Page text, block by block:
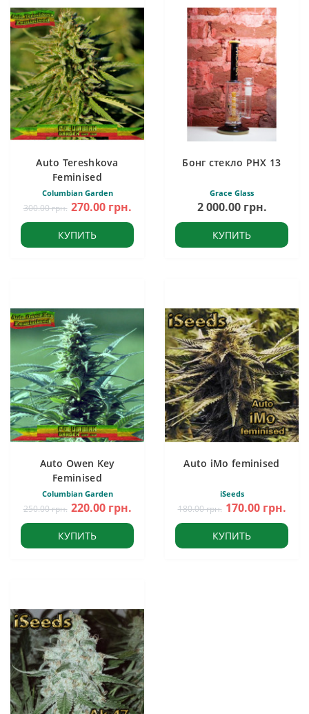
Auto Tereshkova
Feminised
Columbian Garden
300.00 грн. 270.00 грн.
КУПИТЬ
Бонг стекло PHX 13
Grace Glass
2 000.00 грн.
КУПИТЬ
Auto Owen Key
Feminised
Columbian Garden
250.00 грн. 220.00 грн.
КУПИТЬ
Auto iMo feminised
iSeeds
180.00 грн. 170.00 грн.
КУПИТЬ